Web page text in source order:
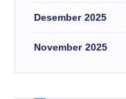
Desember 2025
November 2025